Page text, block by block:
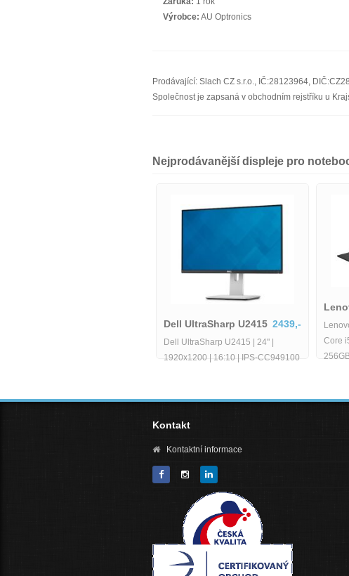
Výrobce: AU Optronics
Prodávající: Slach CZ s.r.o., IČ:28123964,
Společnost je zapsaná v obchodním rejstříku u
Nejprodávanější displeje pro
Dell UltraSharp U2415 2439,-
Dell UltraSharp U2415 | 24" |
1920x1200 | 16:10 | IPS-CC949100
Core
Kontakt
Kontaktní informace